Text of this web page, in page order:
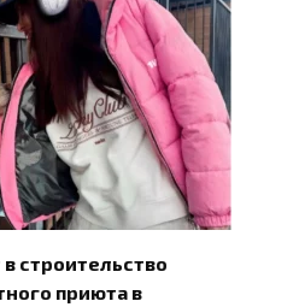
строительство
приюта в